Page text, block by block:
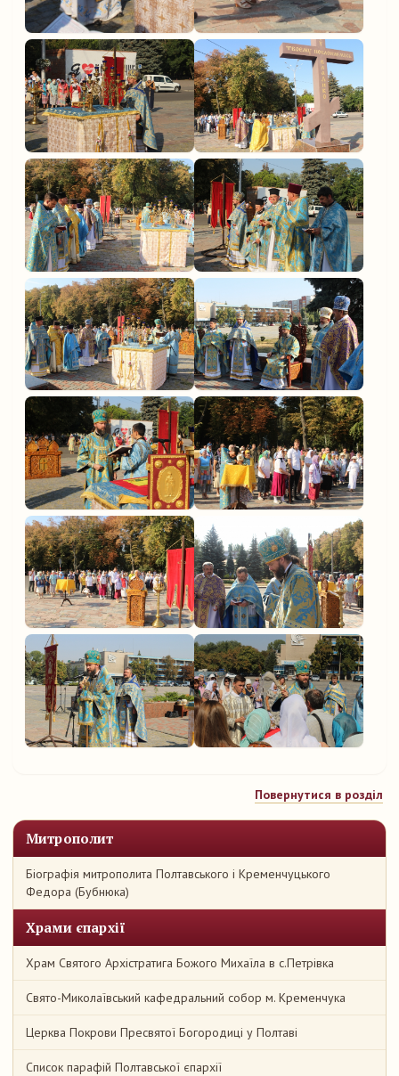
Митрополит
Біографія митрополита Полтавського і Кременчуцького
Федора (Бубнюка)
Храми єпархії
Храм Святого Архістратига Божого Михаїла в с.Петрівка
Свято-Миколаївський кафедральний собор м. Кременчука
Церква Покрови Пресвятої Богородиці у Полтаві
Список парафій Полтавської єпархії
Повернутися в розділ